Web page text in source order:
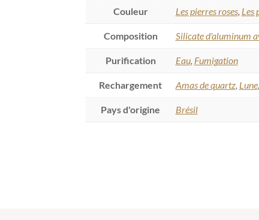
Couleur Les pierres roses, Les
Composition Silicate d'aluminum
Purification Eau, Fumigation
Rechargement Amas de quartz, Lune,
Pays d'origine Brésil